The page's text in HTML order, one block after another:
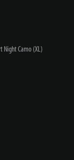
Night Camo (XL)